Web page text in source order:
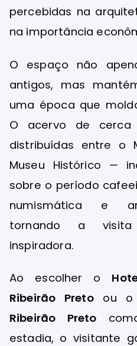
percebidas na
na importância
O espaço não
antigos, mas
uma época que
O acervo de
distribuídas entre o
Museu Histórico —
sobre o período
numismática e
tornando a visita
inspiradora.
Ao escolher o
Ribeirão Pretoou o
Ribeirão Preto
estadia, o visitante